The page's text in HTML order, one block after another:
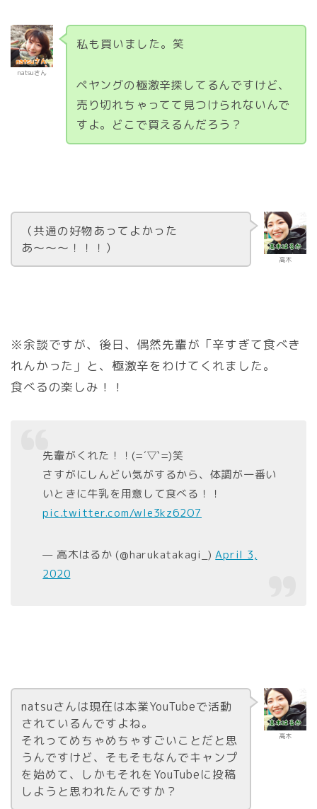
natsuさん
私も買いました。笑
ペヤングの極激辛探してるんですけど、
売り切れちゃってて見つけられないんで
すよ。どこで買えるんだろう？
高木
（共通の好物あってよかった
あ〜〜〜！！！）
※余談ですが、後日、偶然先輩が「辛すぎて食べき
れんかった」と、極激辛をわけてくれました。
食べるの楽しみ！！
先輩がくれた！！(=´▽`=)笑
さすがにしんどい気がするから、体調が一番い
いときに牛乳を用意して食べる！！
pic.twitter.com/wle3kz62O7
— 高木はるか (@harukatakagi_)April 3,
2020
高木
natsuさんは現在は本業YouTubeで活動
されているんですよね。
それってめちゃめちゃすごいことだと思
うんですけど、そもそもなんでキャンプ
を始めて、しかもそれをYouTubeに投稿
しようと思われたんですか？